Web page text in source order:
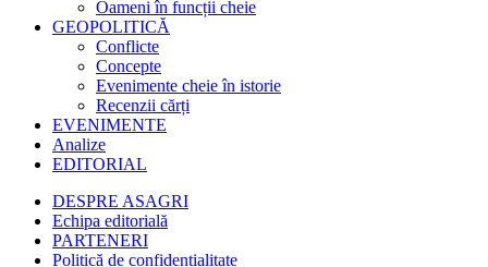
Oameni în funcții cheie
GEOPOLITICĂ
Conflicte
Concepte
Evenimente cheie în istorie
Recenzii cărți
EVENIMENTE
Analize
EDITORIAL
DESPRE ASAGRI
Echipa editorială
PARTENERI
Politică de confidențialitate